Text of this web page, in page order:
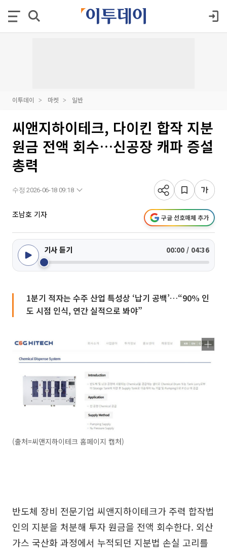
이투데이 마켓 일반
씨앤지하이테크, 다이킨 합작 지분
원금 전액 회수…신공장 캐파 증설
총력
수정 2026-06-18 09:18
조남호 기자 구글 선호매체 추가
기사 듣기 00:00 / 04:36
1분기 적자는 수주 산업 특성상 ‘납기 공백’…“90% 인
도 시점 인식, 연간 실적으로 봐야”
(출처=씨앤지하이테크 홈페이지 캡처)
반도체 장비 전문기업 씨앤지하이테크가 주력 합작법
인의 지분을 처분해 투자 원금을 전액 회수한다. 외산
가스 국산화 과정에서 누적되던 지분법 손실 고리를